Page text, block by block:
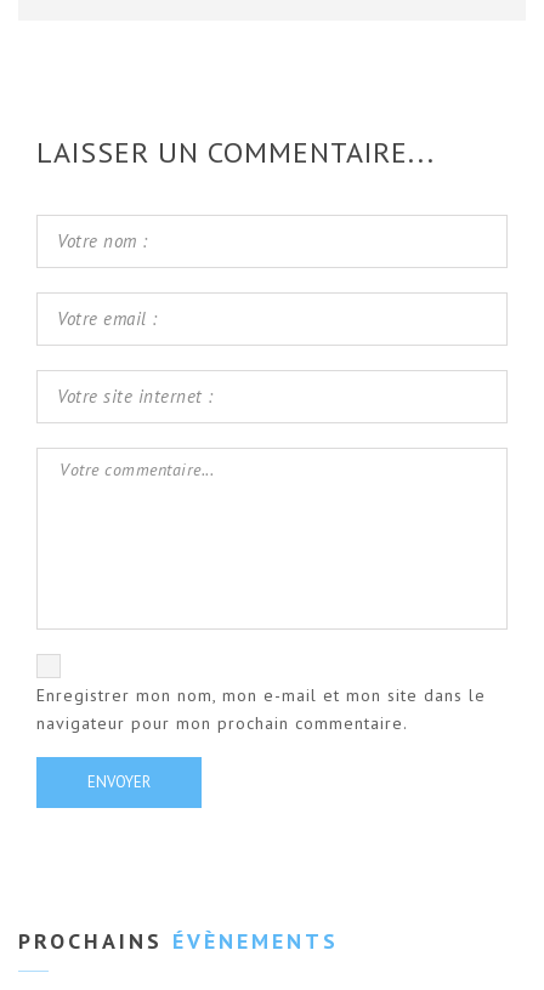
LAISSER UN COMMENTAIRE...
Enregistrer mon nom, mon e-mail et mon site dans le
navigateur pour mon prochain commentaire.
PROCHAINS ÉVÈNEMENTS